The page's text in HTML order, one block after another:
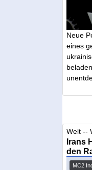
Neue
eines
Welt --
Irans
den
MC2